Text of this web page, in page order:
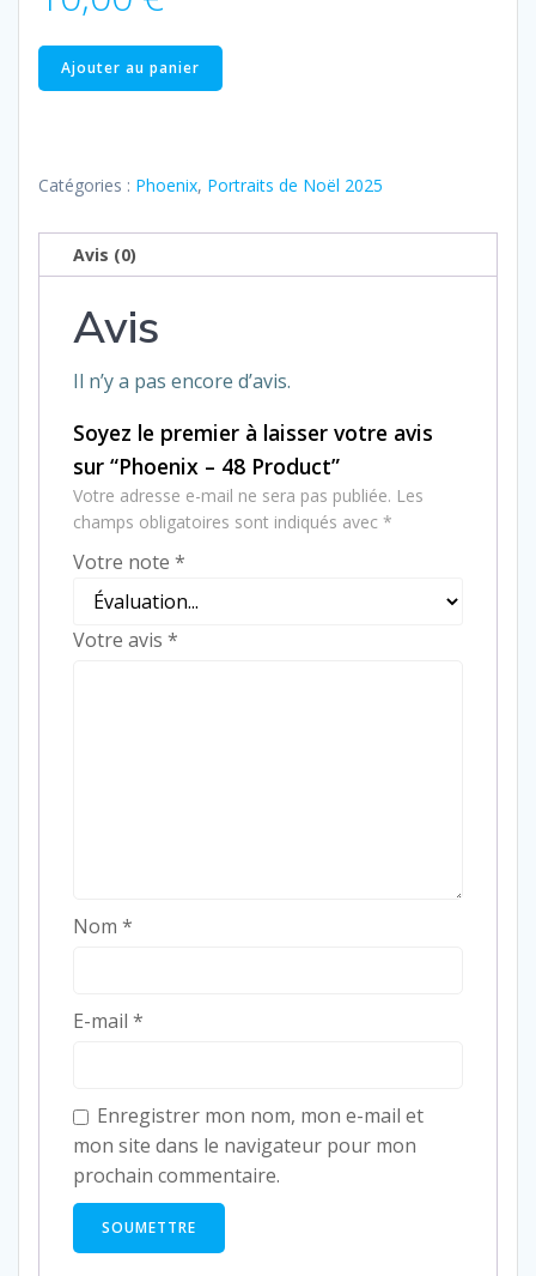
quantité
de
48
Ajouter au panier
Catégories : Phoenix, Portraits de Noël 2025
Avis (0)
Avis
Il n’y a pas encore d’avis.
Soyez le premier à laisser votre avis
sur “Phoenix – 48 Product”
Votre adresse e-mail ne sera pas publiée. Les
champs obligatoires sont indiqués avec *
Votre note *
Votre avis *
Nom *
E-mail *
Enregistrer mon nom, mon e-mail et
mon site dans le navigateur pour mon
prochain commentaire.